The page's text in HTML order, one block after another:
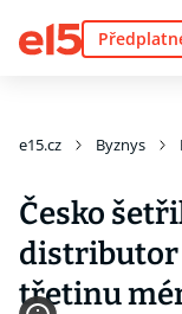
e15.cz Byznys
Česko
distributor
třetinu